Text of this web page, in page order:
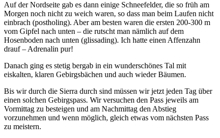
Auf der Nordseite gab es dann einige Schneefelder, die so früh am
Morgen noch nicht zu weich waren, so dass man beim Laufen nicht
einbrach (postholing). Aber am besten waren die ersten 200-300 m
vom Gipfel nach unten – die rutscht man nämlich auf dem
Hosenboden nach unten (glissading). Ich hatte einen Affenzahn
drauf – Adrenalin pur!
Danach ging es stetig bergab in ein wunderschönes Tal mit
eiskalten, klaren Gebirgsbächen und auch wieder Bäumen.
Bis wir durch die Sierra durch sind müssen wir jetzt jeden Tag über
einen solchen Gebirgspass. Wir versuchen den Pass jeweils am
Vormittag zu besteigen und am Nachmittag den Abstieg
vorzunehmen und wenn möglich, gleich etwas vom nächsten Pass
zu meistern.